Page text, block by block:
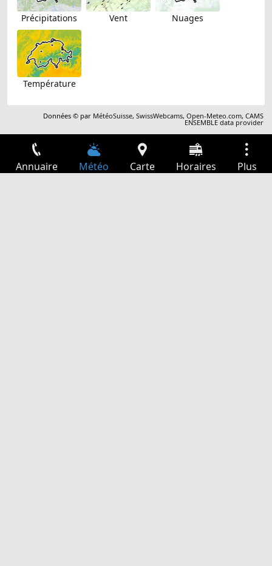
Précipitations Vent Nuages
Température
Données © par MétéoSuisse,SwissWebcams,Open-Meteo.com,CAMS
ENSEMBLE data provider
Annuaire Météo Carte Horaires Plus